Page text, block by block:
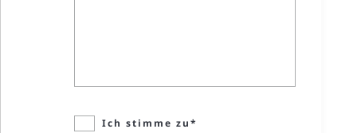
Ich stimme zu*